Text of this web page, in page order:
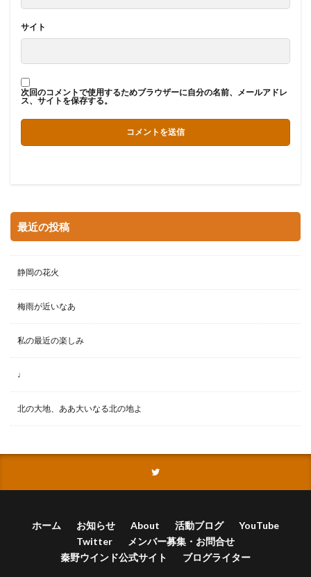
サイト
次回のコメントで使用するためブラウザーに自分の名前、メールアドレ
ス、サイトを保存する。
最近の投稿
静岡の花火
梅雨が近いなあ
私の最近の楽しみ
♩
北の大地、ああ大いなる北の地よ
ホーム お知らせ About 活動ブログ
YouTube
Twitter
メンバー募集・お問合せ
秦野ウインド公式サイト
ブログライター